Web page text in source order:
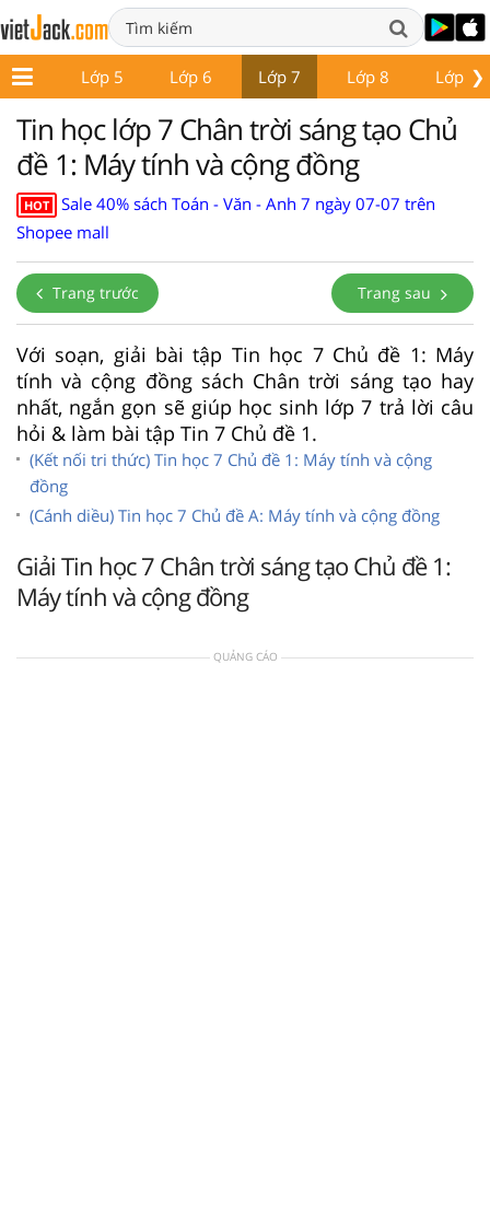
❯
4 Lớp 5 Lớp 6 Lớp 7 Lớp 8 Lớp 9
Tin học lớp 7 Chân trời sáng tạo Chủ
đề 1: Máy tính và cộng đồng
HOT
Sale 40% sách Toán - Văn - Anh 7 ngày 07-07 trên
Shopee mall
Trang trước Trang sau
Với soạn, giải bài tập Tin học 7 Chủ đề 1: Máy
tính và cộng đồng sách Chân trời sáng tạo hay
nhất, ngắn gọn sẽ giúp học sinh lớp 7 trả lời câu
hỏi & làm bài tập Tin 7 Chủ đề 1.
(Kết nối tri thức) Tin học 7 Chủ đề 1: Máy tính và cộng
đồng
(Cánh diều) Tin học 7 Chủ đề A: Máy tính và cộng đồng
Giải Tin học 7 Chân trời sáng tạo Chủ đề 1:
Máy tính và cộng đồng
QUẢNG CÁO